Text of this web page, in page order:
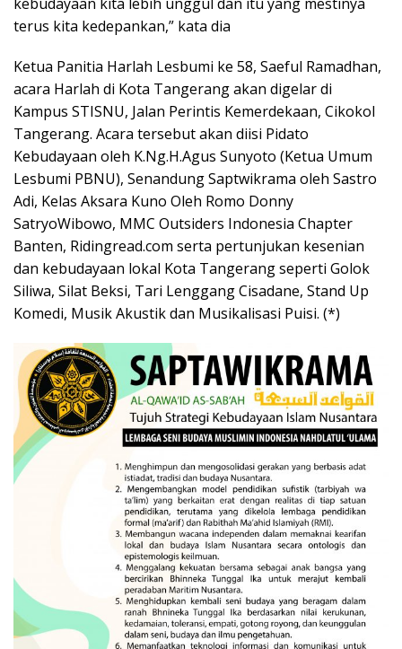
terus kita kedepankan,” kata dia
Ketua Panitia Harlah Lesbumi ke 58, Saeful Ramadhan,
acara Harlah di Kota Tangerang akan digelar di
Kampus STISNU, Jalan Perintis Kemerdekaan, Cikokol
Tangerang. Acara tersebut akan diisi Pidato
Kebudayaan oleh K.Ng.H.Agus Sunyoto (Ketua Umum
Lesbumi PBNU), Senandung Saptwikrama oleh Sastro
Adi, Kelas Aksara Kuno Oleh Romo Donny
SatryoWibowo, MMC Outsiders Indonesia Chapter
Banten, Ridingread.com serta pertunjukan kesenian
dan kebudayaan lokal Kota Tangerang seperti Golok
Siliwa, Silat Beksi, Tari Lenggang Cisadane, Stand Up
Komedi, Musik Akustik dan Musikalisasi Puisi. (*)